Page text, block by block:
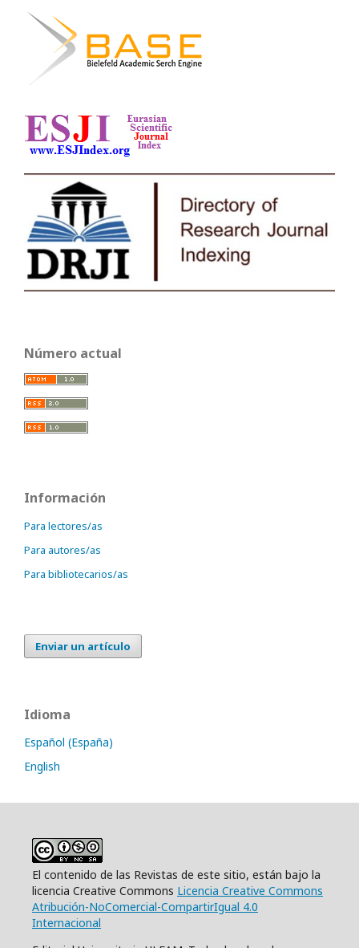
Número actual
Información
Para lectores/as
Para autores/as
Para bibliotecarios/as
Enviar un artículo
Idioma
Español (España)
English
El contenido de las Revistas de este sitio, están bajo la
licencia Creative Commons Licencia Creative Commons
Atribución-NoComercial-CompartirIgual 4.0
Internacional